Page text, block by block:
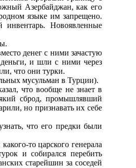
Азербайджан, как его
языке им запрещено.
Новоявленные
денег с ними зачастую
деньги, и шли с ними через
что они турки.
мусульман в Турции).
что вообще не знает в
сброд, промышлявший
но признавать их себе
что его предки были
то царского генерала
и собирался перебить
старейшин за соседей